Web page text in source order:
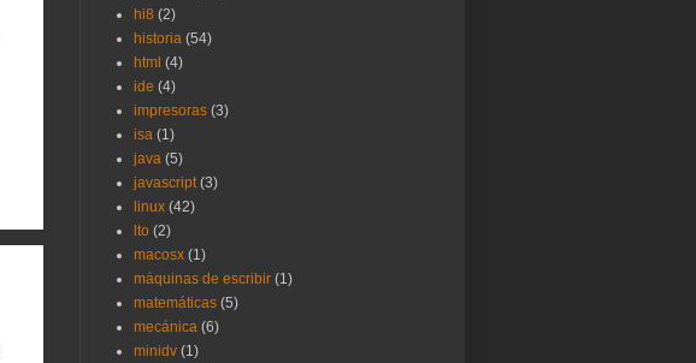
hi8 (2)
historia (54)
html (4)
ide (4)
impresoras (3)
isa (1)
java (5)
javascript (3)
linux (42)
lto (2)
macosx (1)
máquinas de escribir (1)
matemáticas (5)
mecánica (6)
minidv (1)